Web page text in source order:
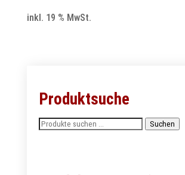
inkl. 19 % MwSt.
Produktsuche
Suchen
Suchen